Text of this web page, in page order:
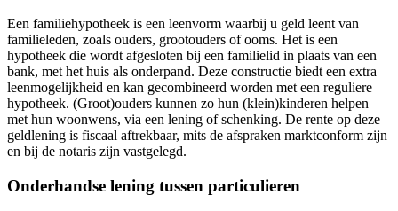
Een familiehypotheek is een leenvorm waarbij u geld leent van
familieleden, zoals ouders, grootouders of ooms. Het is een
hypotheek die wordt afgesloten bij een familielid in plaats van een
bank, met het huis als onderpand. Deze constructie biedt een extra
leenmogelijkheid en kan gecombineerd worden met een reguliere
hypotheek. (Groot)ouders kunnen zo hun (klein)kinderen helpen
met hun woonwens, via een lening of schenking. De rente op deze
geldlening is fiscaal aftrekbaar, mits de afspraken marktconform zijn
en bij de notaris zijn vastgelegd.
Onderhandse lening tussen particulieren